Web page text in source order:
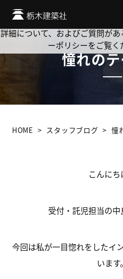
憧れの
HOME スタッフブログ 憧
こんにち
受付・託児担当の
今回は私が一目惚れをしたイ
います。
Cookie を使用して、お客様の活
か? 当社ではお客様のプライバ
詳細について、およびご質問が
ーポリシーをご覧く